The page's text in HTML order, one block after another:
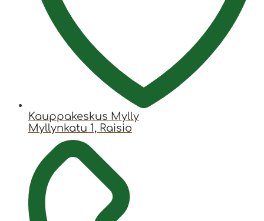
Kauppakeskus Mylly
Myllynkatu 1, Raisio